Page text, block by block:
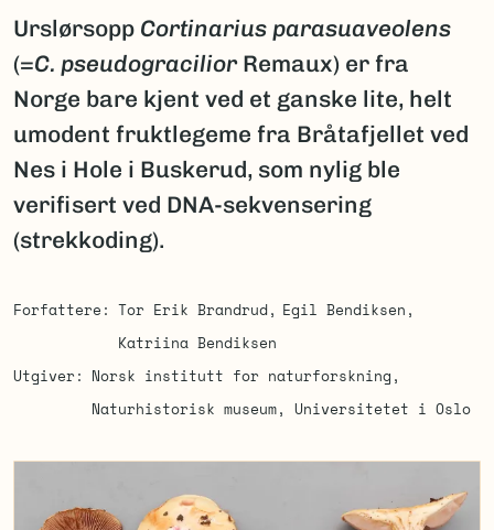
Urslørsopp Cortinarius parasuaveolens
(=C. pseudograciliorRemaux) er fra
Norge bare kjent ved et ganske lite, helt
umodent fruktlegeme fra Bråtafjellet ved
Nes i Hole i Buskerud, som nylig ble
verifisert ved DNA-sekvensering
(strekkoding).
Forfattere Tor Erik Brandrud
Egil Bendiksen
Katriina Bendiksen
Utgiver
Norsk institutt for naturforskning
Naturhistorisk museum, Universitetet i Oslo